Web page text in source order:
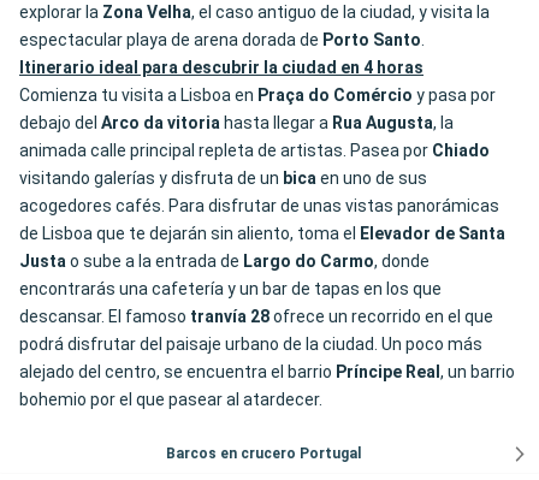
explorar la Zona Velha, el caso antiguo de la ciudad, y visita la
espectacular playa de arena dorada de Porto Santo.
Itinerario ideal para descubrir la ciudad en 4 horas
Comienza tu visita a Lisboa en Praça do Comércio y pasa por
debajo del Arco da vitoria hasta llegar a RuaAugusta, la
animada calle principal repleta de artistas. Pasea por Chiado
visitando galerías y disfruta de un bicaen uno de sus
acogedores cafés. Para disfrutar de unas vistas panorámicas
de Lisboa que te dejarán sin aliento, toma el
Elevador de Santa
Justao sube a la entrada de Largo do Carmo, donde
encontrarás una cafetería y un bar de tapas en los que
descansar. El famoso tranvía 28ofrece un recorrido en el que
podrá disfrutar del paisaje urbano de la ciudad. Un poco más
alejado del centro, se encuentra el barrio Príncipe Real , un barrio
bohemio por el que pasear al atardecer.
Barcos en crucero Portugal